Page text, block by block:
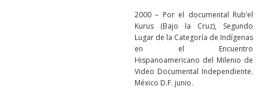
2000 – Por el documental Rub’el
Kurus (Bajo la Cruz), Segundo
Lugar de la Categoría de Indígenas
en el Encuentro
Hispanoamericano del Milenio de
Video Documental Independiente.
México D.F. junio.